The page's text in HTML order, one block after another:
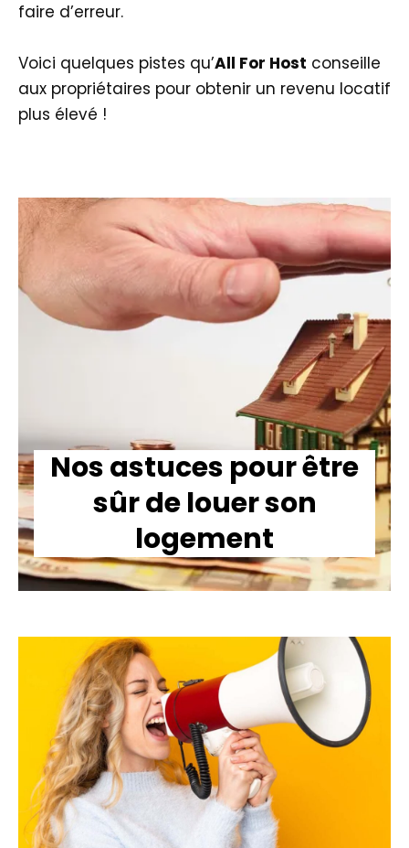
faire d’erreur.
Voici quelques pistes qu’All For Host conseille
aux propriétaires pour obtenir un revenu locatif
plus élevé !
Nos astuces pour être
sûr de louer son
logement